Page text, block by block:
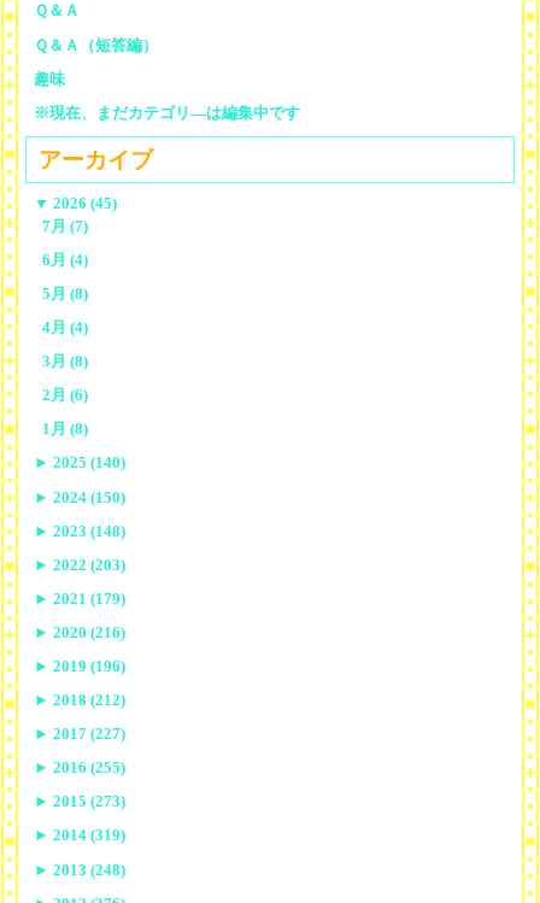
Ｑ＆Ａ
Ｑ＆Ａ（短答編）
趣味
※現在、まだカテゴリ—は編集中です
アーカイブ
▼ 2026 (45)
7月 (7)
6月 (4)
5月 (8)
4月 (4)
3月 (8)
2月 (6)
1月 (8)
► 2025 (140)
► 2024 (150)
► 2023 (148)
► 2022 (203)
► 2021 (179)
► 2020 (216)
► 2019 (196)
► 2018 (212)
► 2017 (227)
► 2016 (255)
► 2015 (273)
► 2014 (319)
► 2013 (248)